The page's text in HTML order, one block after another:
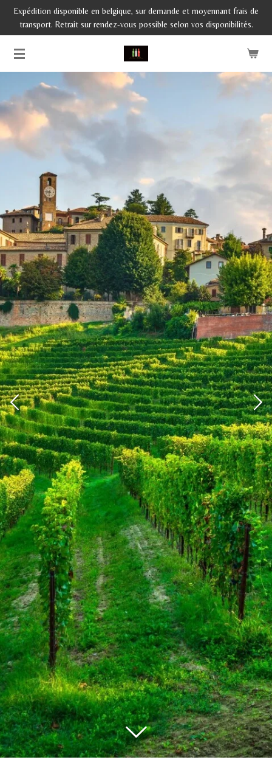
Passer
principal
Expédition disponible en belgique, sur demande et moyennant frais de
transport. Retrait sur rendez-vous possible selon vos disponibilités.